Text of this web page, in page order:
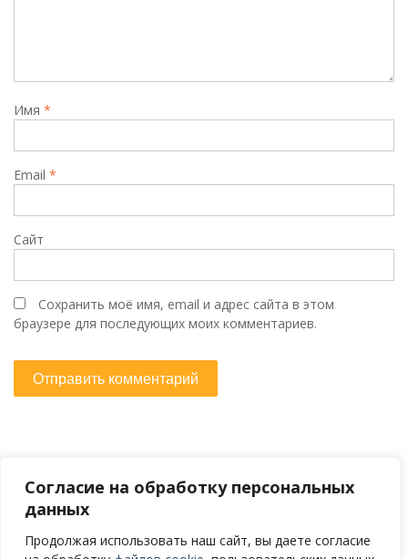
Согласие на обработку персональных
данных
Продолжая использовать наш сайт, вы даете согласие
Имя *
Email *
Сайт
Сохранить моё имя, email и адрес сайта в этом
браузере для последующих моих комментариев.
Версия сайта для слабовидящих